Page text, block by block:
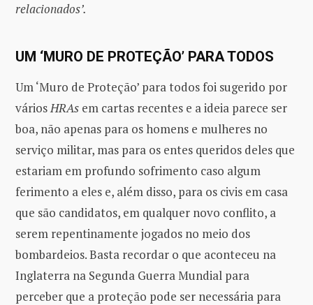
relacionados’.
UM ‘MURO DE PROTEÇÃO’ PARA TODOS
Um ‘Muro de Proteção’ para todos foi sugerido por
váriosHRAs em cartas recentes e a ideia parece ser
boa, não apenas para os homens e mulheres no
serviço militar, mas para os entes queridos deles que
estariam em profundo sofrimento caso algum
ferimento a eles e, além disso, para os civis em casa
que são candidatos, em qualquer novo conflito, a
serem repentinamente jogados no meio dos
bombardeios. Basta recordar o que aconteceu na
Inglaterra na Segunda Guerra Mundial para
perceber que a proteção pode ser necessária para